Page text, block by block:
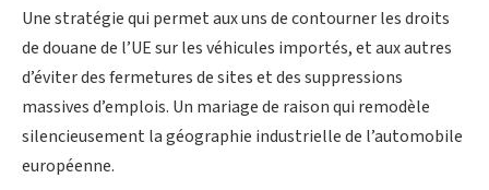
Une stratégie qui permet aux uns de contourner les droits
de douane de l’UE sur les véhicules importés, et aux autres
d’éviter des fermetures de sites et des suppressions
massives d’emplois. Un mariage de raison qui remodèle
silencieusement la géographie industrielle de l’automobile
européenne.